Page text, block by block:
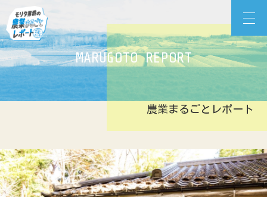
content
モリタ男爵の農業まるごとレポート
MARUGOTO REPORT
農業まるごとレポート